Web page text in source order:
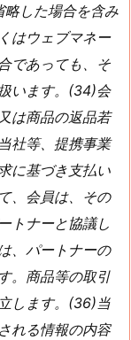
略した場合を含み
はウェブマネー
であっても、そ
います。(34)会
は商品の返品若
社等、提携事業
に基づき支払い
、会員は、その
トナーと協議し
、パートナーの
。商品等の取引
します。(36)当
れる情報の内容